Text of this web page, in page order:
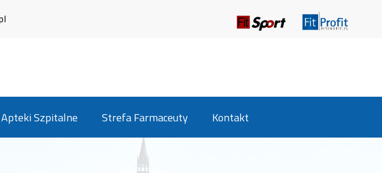
Apteki Szpitalne Strefa Farmaceuty Kontakt